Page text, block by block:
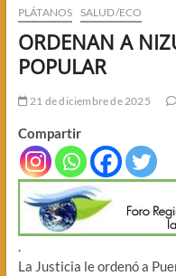
PLÁTANOS SALUD/ECO
ORDENAN A
POPULAR
21 de diciembre de 2025
Compartir
.
La Justicia le ordenó a